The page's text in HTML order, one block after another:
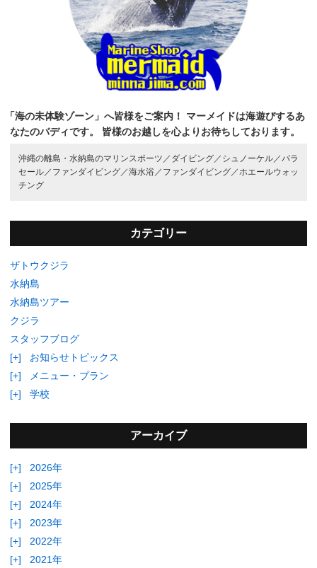
「海の未体験ゾーン」へ皆様をご案内！
マーメイドは海遊びするあ
なたのバディです。
皆様のお越しを心よりお待ちしております。
沖縄の離島・水納島のマリンスポーツ／ ダイビング／ シュノーケル／パラ
セール／ ファンダイビング／海水浴／ ファンダイビング／ホエールウォッ
チング
カテゴリー
ザトウクジラ
水納島
水納島ツアー
クジラ
スタッフブログ
[+]
お知らせトピックス
[+]
メニュー・プラン
[+]
学校
アーカイブ
[+]
2026年
[+]
2025年
[+]
2024年
[+]
2023年
[+]
2022年
[+]
2021年